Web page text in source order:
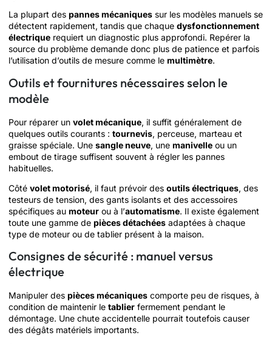
La plupart des pannes mécaniques sur les modèles manuels se
détectent rapidement, tandis que chaque dysfonctionnement
électrique requiert un diagnostic plus approfondi. Repérer la
source du problème demande donc plus de patience et parfois
l’utilisation d’outils de mesure comme le multimètre.
Outils et fournitures nécessaires selon le
modèle
Pour réparer un volet mécanique, il suffit généralement de
quelques outils courants : tournevis, perceuse, marteau et
graisse spéciale. Une sangle neuve, une manivelle ou un
embout de tirage suffisent souvent à régler les pannes
habituelles.
Côté volet motorisé, il faut prévoir des outils électriques, des
testeurs de tension, des gants isolants et des accessoires
spécifiques au moteur ou à l’automatisme. Il existe également
toute une gamme de pièces détachées adaptées à chaque
type de moteur ou de tablier présent à la maison.
Consignes de sécurité : manuel versus
électrique
Manipuler des pièces mécaniques comporte peu de risques, à
condition de maintenir le tablier fermement pendant le
démontage. Une chute accidentelle pourrait toutefois causer
des dégâts matériels importants.